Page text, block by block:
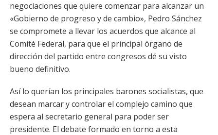
negociaciones que quiere comenzar para alcanzar un
«Gobierno de progreso y de cambio», Pedro Sánchez
se compromete a llevar los acuerdos que alcance al
Comité Federal, para que el principal órgano de
dirección del partido entre congresos dé su visto
bueno definitivo.
Así lo querían los principales barones socialistas, que
desean marcar y controlar el complejo camino que
espera al secretario general para poder ser
presidente. El debate formado en torno a esta